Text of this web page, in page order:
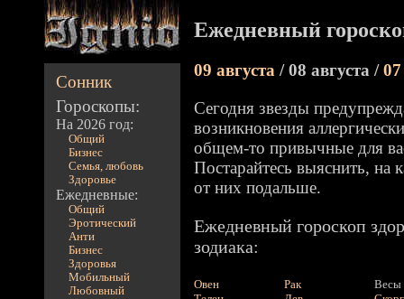
Сонник
Гороскопы:
На 2026 год:
Общий
Бизнес
Семья, любовь
Здоровье
Ежедневные:
Общий
Эротический
Анти
Бизнес
Здоровья
Мобильный
Любовный
Ежедневный
09 августа / 08 августа /
Сегодня звезды
возникновения
общем-то привычные для
Постарайтесь выяснить, на
от них подальше.
Ежедневный гороскоп
зодиака:
Овен
Рак
Весы